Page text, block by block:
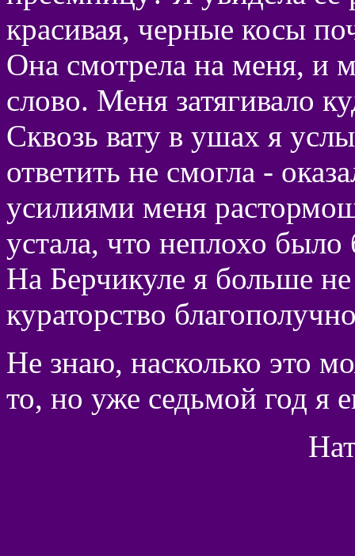
красивая, черные косы
Она смотрела на меня, и
слово. Меня затягивало
Сквозь вату в ушах я
ответить не смогла -
усилиями меня
устала, что неплохо
На Берчикуле я больше
кураторство
Не знаю, насколько это
то, но уже седьмой год я